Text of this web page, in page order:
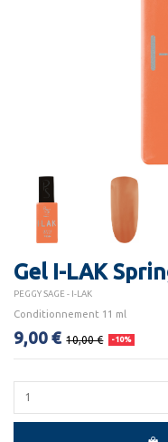
Gel I-LAK
PEGGY SAGE - I-LAK
Conditionnement 11 ml
9,00 € 10,00 € -10%